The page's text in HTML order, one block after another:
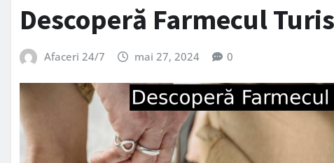
Descoperă Farmecul
Afaceri 24/7 mai 27, 2024 0